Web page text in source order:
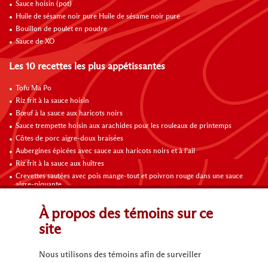
Sauce hoisin (pot)
Huile de sésame noir pure Huile de sésame noir pure
Bouillon de poulet en poudre
Sauce de XO
Les 10 recettes les plus appétissantes
Tofu Ma Po
Riz frit à la sauce hoisin
Bœuf à la sauce aux haricots noirs
Sauce trempette hoisin aux arachides pour les rouleaux de printemps
Côtes de porc aigre-doux braisées
Aubergines épicées avec sauce aux haricots noirs et à l’ail
Riz frit à la sauce aux huîtres
Crevettes sautées avec pois mange-tout et poivron rouge dans une sauce
aigre-piquante
Omelette au poulet, champignons et tomates
Contactez-nous
À propos des témoins sur ce
site
Nous utilisons des témoins afin de surveiller